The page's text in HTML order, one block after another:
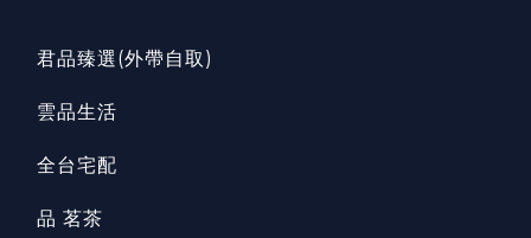
君品臻選(外帶自取)
雲品生活
全台宅配
品 茗茶